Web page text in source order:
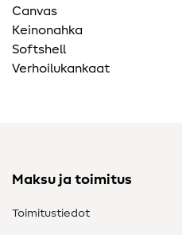
Canvas
Keinonahka
Softshell
Verhoilukankaat
Maksu ja toimitus
Toimitustiedot